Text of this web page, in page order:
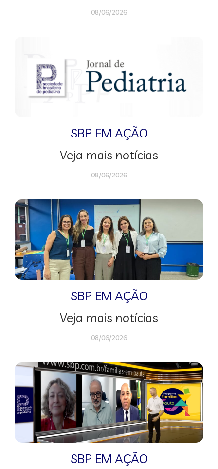
08/06/2026
SBP EM AÇÃO
Veja mais notícias
08/06/2026
SBP EM AÇÃO
Veja mais notícias
08/06/2026
SBP EM AÇÃO